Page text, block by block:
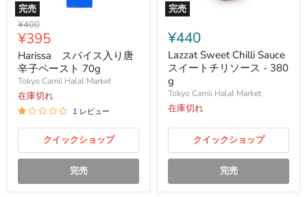
完売
Harissa
ス
パ
イ
ス
入
り
唐
辛
ペ
ス
ト
元
の
価
格
¥400
現
在
の
価
格
¥395
Harissa スパイス入り唐
辛子ペースト 70g
Tokyo Camii Halal Market
在庫切れ
1 レビュー
クイックショップ
完売
完売
Sweet
Chilli
Sauce
ス
イ
ー
ト
チ
ソ
ス
-
g
¥440
Lazzat Sweet Chilli Sauce
スイートチリソース - 380
g
Tokyo Camii Halal Market
在庫切れ
クイックショップ
完売